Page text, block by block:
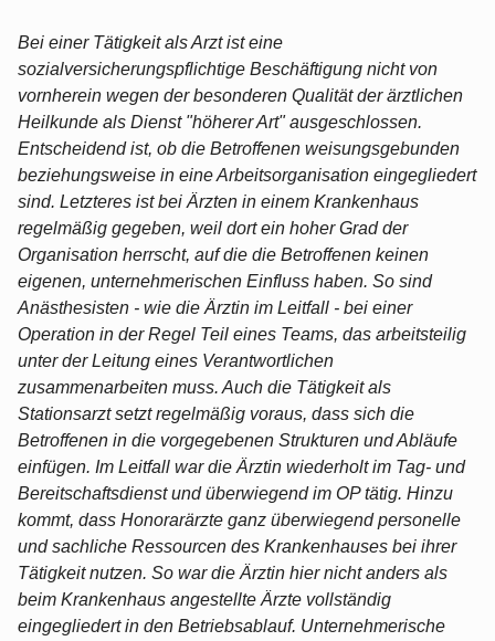
Bei einer Tätigkeit als Arzt ist eine
sozialversicherungspflichtige Beschäftigung nicht von
vornherein wegen der besonderen Qualität der ärztlichen
Heilkunde als Dienst "höherer Art" ausgeschlossen.
Entscheidend ist, ob die Betroffenen weisungsgebunden
beziehungsweise in eine Arbeitsorganisation eingegliedert
sind. Letzteres ist bei Ärzten in einem Krankenhaus
regelmäßig gegeben, weil dort ein hoher Grad der
Organisation herrscht, auf die die Betroffenen keinen
eigenen, unternehmerischen Einfluss haben. So sind
Anästhesisten - wie die Ärztin im Leitfall - bei einer
Operation in der Regel Teil eines Teams, das arbeitsteilig
unter der Leitung eines Verantwortlichen
zusammenarbeiten muss. Auch die Tätigkeit als
Stationsarzt setzt regelmäßig voraus, dass sich die
Betroffenen in die vorgegebenen Strukturen und Abläufe
einfügen. Im Leitfall war die Ärztin wiederholt im Tag- und
Bereitschaftsdienst und überwiegend im OP tätig. Hinzu
kommt, dass Honorarärzte ganz überwiegend personelle
und sachliche Ressourcen des Krankenhauses bei ihrer
Tätigkeit nutzen. So war die Ärztin hier nicht anders als
beim Krankenhaus angestellte Ärzte vollständig
eingegliedert in den Betriebsablauf. Unternehmerische